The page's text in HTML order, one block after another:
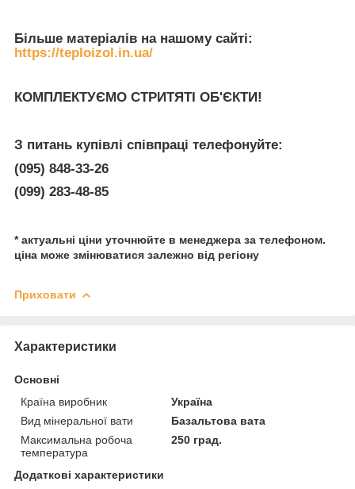
Більше матеріалів на нашому сайті:
https://teploizol.in.ua/
КОМПЛЕКТУЄМО СТРИТЯТІ ОБ'ЄКТИ!
З питань купівлі співпраці телефонуйте:
(095) 848-33-26
(099) 283-48-85
* актуальні ціни уточнюйте в менеджера за телефоном.
ціна може змінюватися залежно від регіону
Приховати
Характеристики
Основні
Країна виробник
Україна
Вид мінеральної вати
Базальтова вата
Максимальна робоча
температура
250 град.
Додаткові характеристики